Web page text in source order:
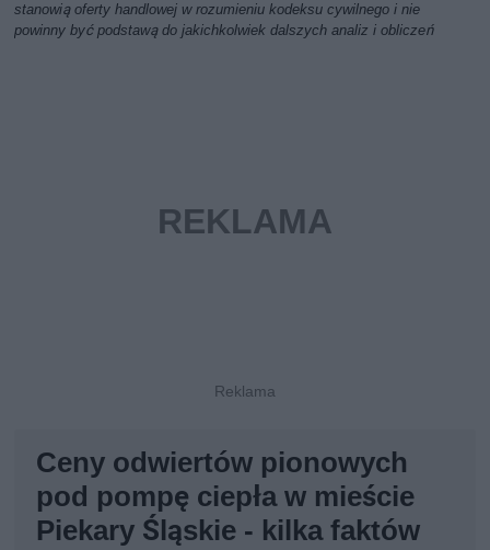
stanowią oferty handlowej w rozumieniu kodeksu cywilnego i nie
powinny być podstawą do jakichkolwiek dalszych analiz i obliczeń
Ceny odwiertów pionowych
pod pompę ciepła w mieście
Piekary Śląskie - kilka faktów